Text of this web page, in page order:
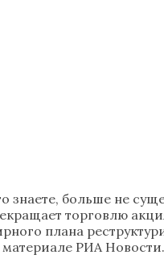
знаете, больше не
торговлю
плана
РИА Новости.